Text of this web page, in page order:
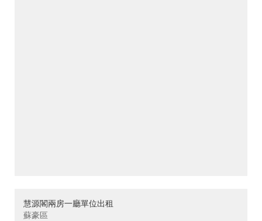
慧源閣兩房一廳單位出租
蘇豪區